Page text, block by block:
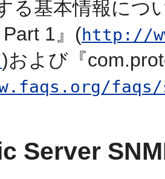
る基本情報につ
1』(http://
)および『
Server